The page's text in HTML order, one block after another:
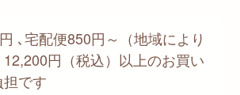
､宅配便850円～（地域により
円（税込）以上のお買い
担です